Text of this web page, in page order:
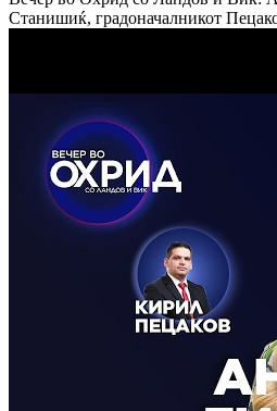
Станишиќ, градоначалникот